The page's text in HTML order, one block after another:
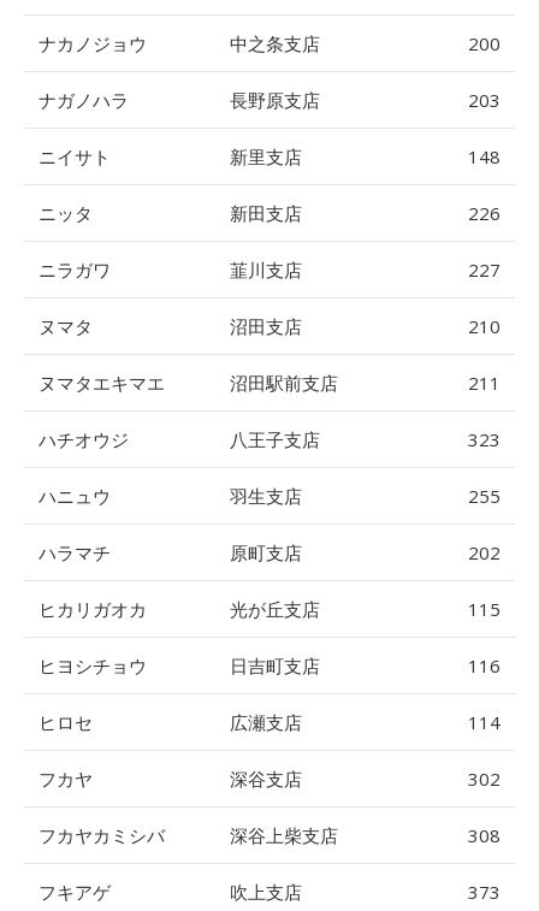
ナカノジョウ 中之条支店 200
ナガノハラ 長野原支店 203
ニイサト 新里支店 148
ニッタ 新田支店 226
ニラガワ 韮川支店 227
ヌマタ 沼田支店 210
ヌマタエキマエ 沼田駅前支店 211
ハチオウジ 八王子支店 323
ハニュウ 羽生支店 255
ハラマチ 原町支店 202
ヒカリガオカ 光が丘支店 115
ヒヨシチョウ 日吉町支店 116
ヒロセ 広瀬支店 114
フカヤ 深谷支店 302
フカヤカミシバ 深谷上柴支店 308
フキアゲ 吹上支店 373